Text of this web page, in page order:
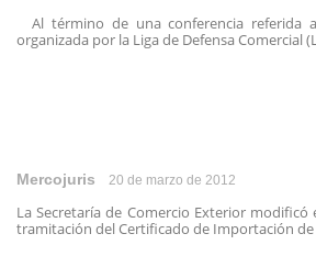
Al término de una conferencia referida
organizada por la Liga de Defensa Comercial
Mercojuris 20 de marzo de 2012
La Secretaría de Comercio Exterior
tramitación del Certificado de Importación de